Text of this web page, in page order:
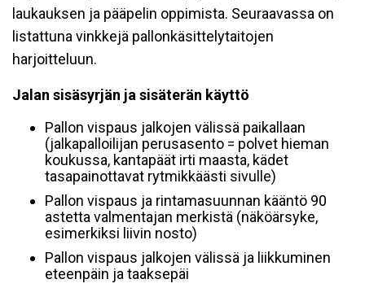
laukauksen ja pääpelin oppimista. Seuraavassa on
listattuna vinkkejä pallonkäsittelytaitojen
harjoitteluun.
Jalan sisäsyrjän ja sisäterän käyttö
Pallon vispaus jalkojen välissä paikallaan
(jalkapalloilijan perusasento = polvet hieman
koukussa, kantapäät irti maasta, kädet
tasapainottavat rytmikkäästi sivulle)
Pallon vispaus ja rintamasuunnan kääntö 90
astetta valmentajan merkistä (näköärsyke,
esimerkiksi liivin nosto)
Pallon vispaus jalkojen välissä ja liikkuminen
eteenpäin ja taaksepäi